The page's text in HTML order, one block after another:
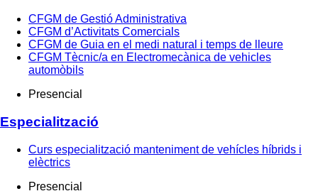
CFGM de Gestió Administrativa
CFGM d’Activitats Comercials
CFGM de Guia en el medi natural i temps de lleure
CFGM Tècnic/a en Electromecànica de vehicles
automòbils
Presencial
Especialització
Curs especialització manteniment de vehícles híbrids i
elèctrics
Presencial